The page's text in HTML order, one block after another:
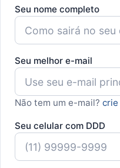
Seu nome completo
Seu melhor e-mail
Não tem um e-mail? crie
Seu celular com DDD